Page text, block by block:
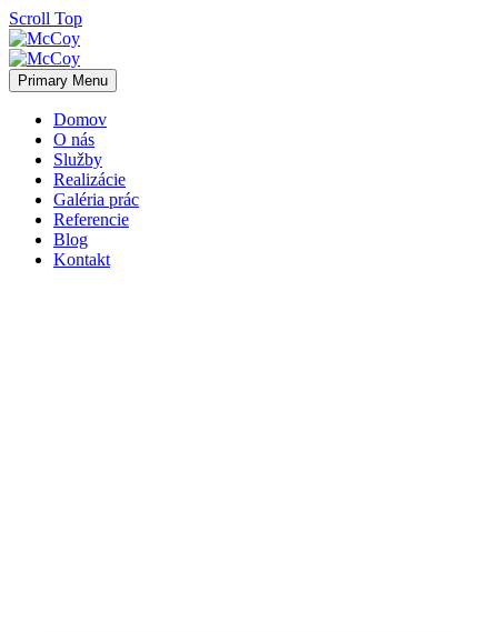
Scroll Top
Primary Menu
Domov
O nás
Služby
Realizácie
Galéria prác
Referencie
Blog
Kontakt